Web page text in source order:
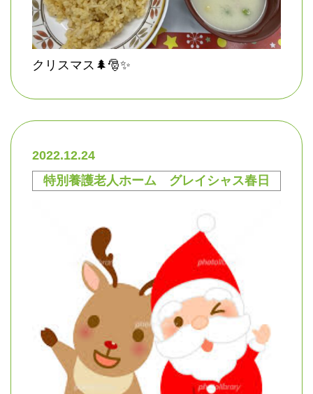
クリスマス🌲🎅✨
2022.12.24
特別養護老人ホーム グレイシャス春日